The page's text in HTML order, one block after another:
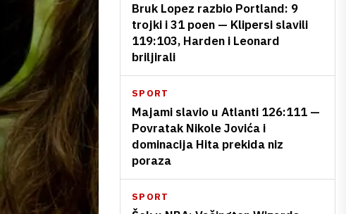
Bruk Lopez razbio Portland: 9
trojki i 31 poen — Klipersi slavili
119:103, Harden i Leonard
briljirali
SPORT
Majami slavio u Atlanti 126:111 —
Povratak Nikole Jovića i
dominacija Hita prekida niz
poraza
SPORT